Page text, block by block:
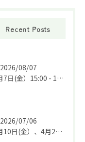
Recent Posts
2026/08/07
8月7日(金）15:00 - 18:00 8月29日(土)夏祭り16：00-19：00にて「原四つ角子ども食堂」を実施します🌈
2026/07/06
7月10日(金）、4月26日(金)15:00 - 18:00「原四つ角子ども食堂」を実施します🌈